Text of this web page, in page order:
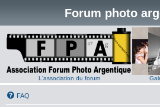
Forum photo
L'association du forum
FAQ